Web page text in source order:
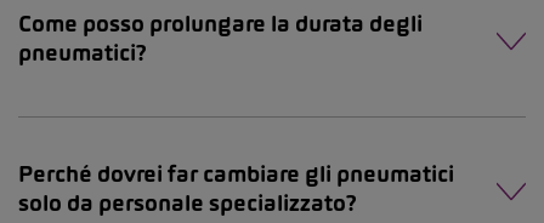
Come posso prolungare la durata degli
pneumatici?
Perché dovrei far cambiare gli pneumatici
solo da personale specializzato?